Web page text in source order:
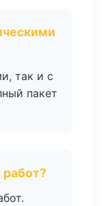
так и с
пакет